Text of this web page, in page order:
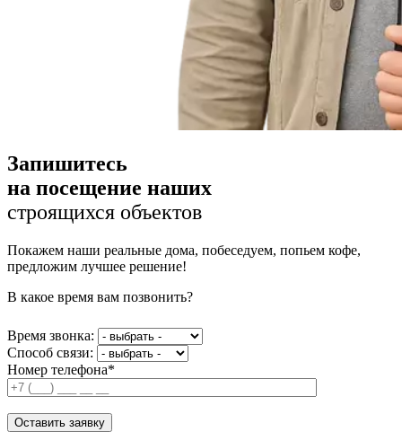
Запишитесь
на посещение наших
строящихся объектов
Покажем наши реальные дома, побеседуем, попьем кофе,
предложим лучшее решение!
В какое время вам позвонить?
Время звонка:
Способ связи:
Номер телефона*